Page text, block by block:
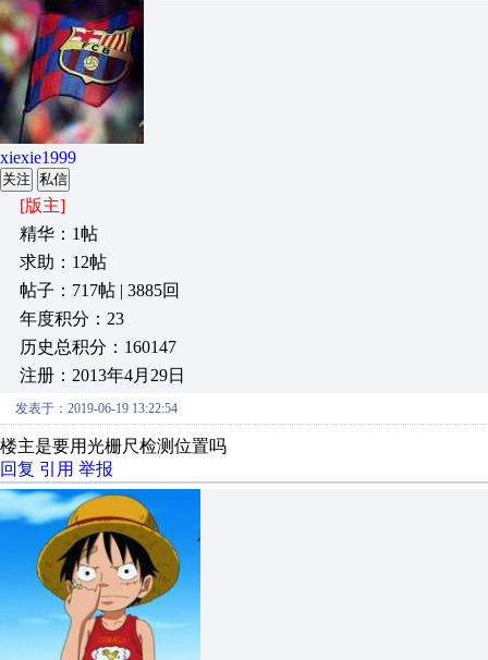
xiexie1999
关注 私信
[版主]
精华：1帖
求助：12帖
帖子：717帖 | 3885回
年度积分：23
历史总积分：160147
注册：2013年4月29日
发表于：2019-06-19 13:22:54
楼主是要用光栅尺检测位置吗
回复 引用 举报